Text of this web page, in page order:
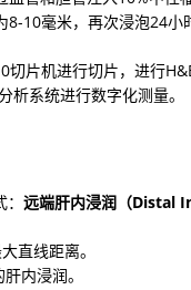
8-10毫米，再次浸泡24
切片机进行切片，进行
系统进行数字化测量。
远端肝内浸润（Distal
直线距离。
内浸润。